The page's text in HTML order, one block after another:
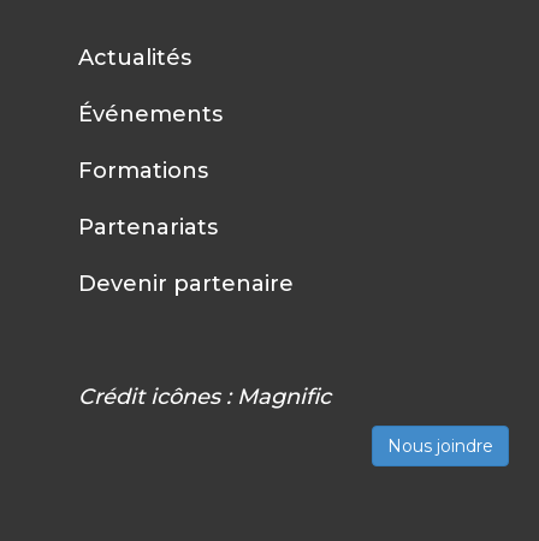
Actualités
Événements
Formations
Partenariats
Devenir partenaire
Crédit icônes : Magnific
Nous joindre